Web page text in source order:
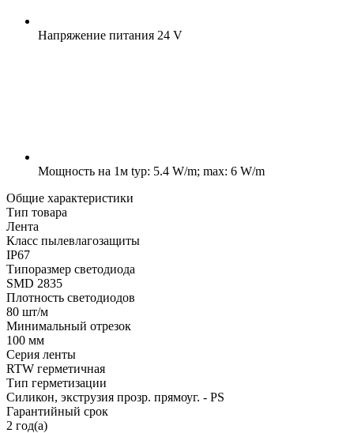
Напряжение питания 24 V
Мощность на 1м typ: 5.4 W/m; max: 6 W/m
Общие характеристики
Тип товара
Лента
Класс пылевлагозащиты
IP67
Типоразмер светодиода
SMD 2835
Плотность светодиодов
80 шт/м
Минимальный отрезок
100 мм
Серия ленты
RTW герметичная
Тип герметизации
Силикон, экструзия прозр. прямоуг. - PS
Гарантийный срок
2 год(а)